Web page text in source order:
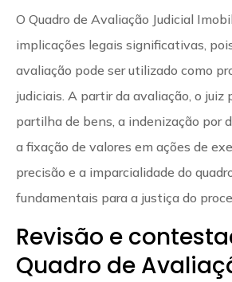
O Quadro de Avaliação Judicial
implicações legais significativas,
avaliação pode ser utilizado como
judiciais. A partir da avaliação, o juiz
partilha de bens, a indenização por
a fixação de valores em ações de
precisão e a imparcialidade do
fundamentais para a justiça do
Revisão e
Quadro de